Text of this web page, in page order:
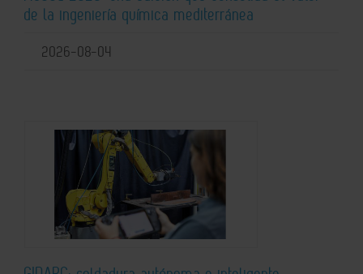
de la ingeniería química mediterránea
2026-08-04